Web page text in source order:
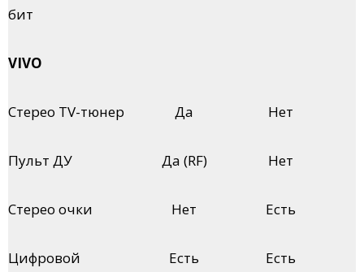
бит
VIVO
Стерео ТV-тюнер Да Нет
Пульт ДУ Да (RF) Нет
Стерео очки Нет Есть
Цифровой
Есть Есть